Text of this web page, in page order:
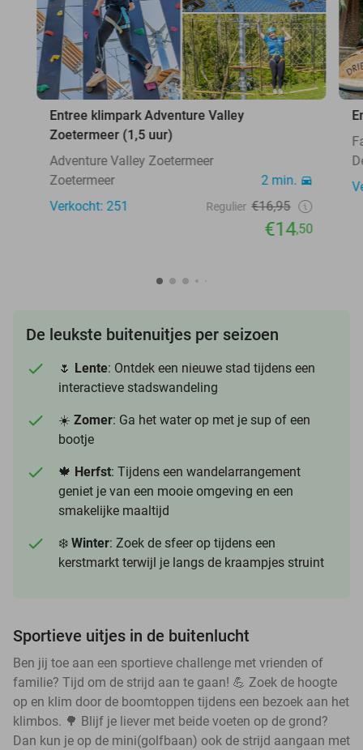
Entree klimpark Adventure Valley
Zoetermeer (1,5 uur)
Adventure Valley Zoetermeer
Zoetermeer
2 min.
Verkocht: 251
Regulier €16,95
€14,50
De leukste buitenuitjes per seizoen
🌷 Lente: Ontdek een nieuwe stad tijdens een
interactieve stadswandeling
☀️ Zomer: Ga het water op met je sup of een
bootje
🍁 Herfst: Tijdens een wandelarrangement
geniet je van een mooie omgeving en een
smakelijke maaltijd
❄️ Winter: Zoek de sfeer op tijdens een
kerstmarkt terwijl je langs de kraampjes struint
Sportieve uitjes in de buitenlucht
Ben jij toe aan een sportieve challenge met vrienden of
familie? Tijd om de strijd aan te gaan! 💪 Zoek de hoogte
op en klim door de boomtoppen tijdens een bezoek aan het
klimbos. 🌳 Blijf je liever met beide voeten op de grond?
Dan kun je op de mini(golfbaan) ook de strijd aangaan met